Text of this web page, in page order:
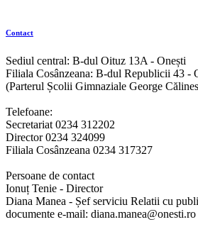
Contact
Sediul central: B-dul Oituz 13A - Onești
Filiala Cosânzeana: B-dul Republicii 43 -
(Parterul Școlii Gimnaziale George
Telefoane:
Secretariat 0234 312202
Director 0234 324099
Filiala Cosânzeana 0234 317327
Persoane de contact
Ionuț Tenie - Director
Diana Manea - Șef serviciu Relatii cu
documente e-mail: diana.manea@onesti.ro